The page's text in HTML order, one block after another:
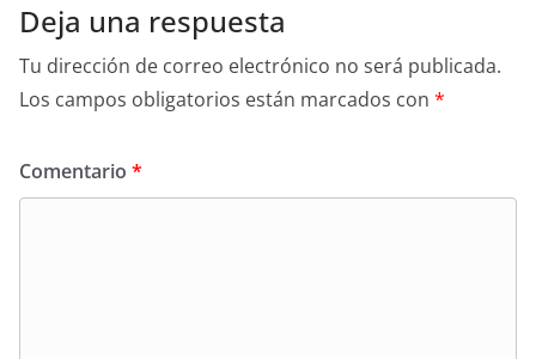
Deja una respuesta
Tu dirección de correo electrónico no será publicada.
Los campos obligatorios están marcados con *
Comentario *